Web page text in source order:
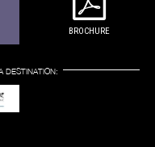
BROCHURE
DESTINATION: